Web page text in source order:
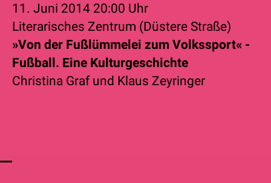
11. Juni 2014 20:00 Uhr
Literarisches Zentrum (Düstere Straße)
»Von der Fußlümmelei zum Volkssport« -
Fußball. Eine Kulturgeschichte
Christina Grafund Klaus Zeyringer